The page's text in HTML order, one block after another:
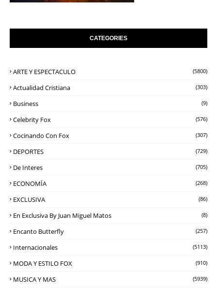
CATEGORIES
ARTE Y ESPECTACULO (5800)
Actualidad Cristiana (303)
Business (9)
Celebrity Fox (576)
Cocinando Con Fox (307)
DEPORTES (729)
De Interes (705)
ECONOMÍA (268)
EXCLUSIVA (86)
En Exclusiva By Juan Miguel Matos (8)
Encanto Butterfly (257)
Internacionales (5113)
MODA Y ESTILO FOX (910)
MUSICA Y MAS (5939)